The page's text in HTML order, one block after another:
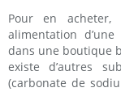
Pour en
alimentation
dans une boutique
existe d’autres
(carbonate de